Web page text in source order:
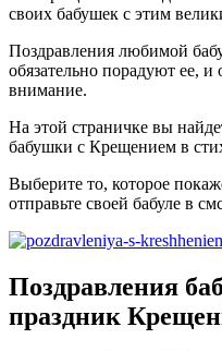
своих бабушек с этим
Поздравления любимой
обязательно порадуют ее, и
внимание.
На этой страничке вы
бабушки с Крещением в
Выберите то, которое
отправьте своей бабуле в
Поздравления
праздник